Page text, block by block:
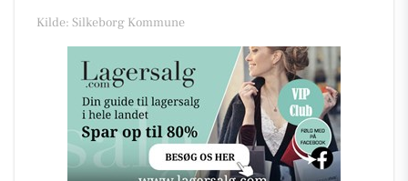
Kilde: Silkeborg Kommune